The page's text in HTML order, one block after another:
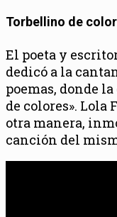
Torbellino de
El poeta y
dedicó a la
poemas, donde
de colores». Lola
otra manera,
canción del